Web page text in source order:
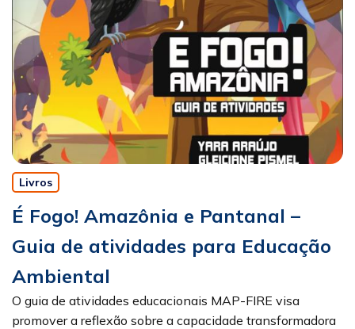
Livros
É Fogo! Amazônia e Pantanal –
Guia de atividades para Educação
Ambiental
O guia de atividades educacionais MAP-FIRE visa
promover a reflexão sobre a capacidade transformadora